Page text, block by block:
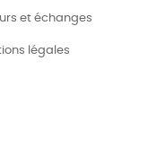
et échanges
légales